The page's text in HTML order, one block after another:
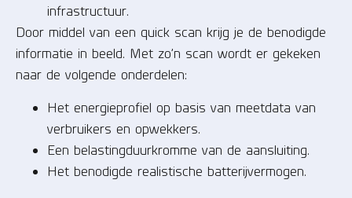
infrastructuur.
Door middel van een quick scan krijg je de benodigde
informatie in beeld. Met zo’n scan wordt er gekeken
naar de volgende onderdelen:
Het energieprofiel op basis van meetdata van
verbruikers en opwekkers.
Een belastingduurkromme van de aansluiting.
Het benodigde realistische batterijvermogen.